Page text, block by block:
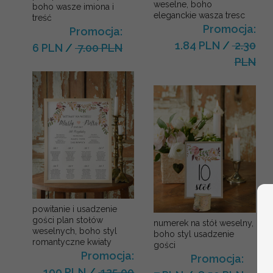
boho wasze imiona i
treść
Promocja:
6 PLN / 7.00 PLN
powitanie i usadzenie
gości plan stołów
weselnych, boho styl
romantyczne kwiaty
Promocja:
weselne, boho
eleganckie wasza tresc
Promocja:
1.84 PLN /2.30
PLN
numerek na stół weselny,
boho styl usadzenie
gości
Promocja: